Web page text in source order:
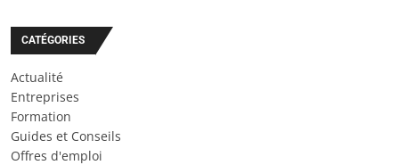
CATÉGORIES
Actualité
Entreprises
Formation
Guides et Conseils
Offres d'emploi